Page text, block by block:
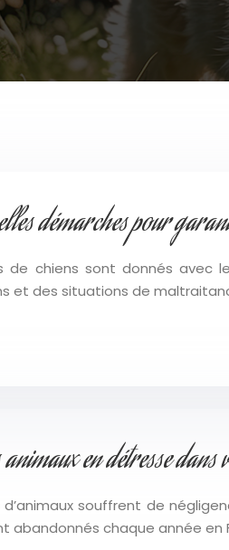
démarches pour
de chiens sont donnés
et des situations de
en détresse dans
souffrent de
abandonnés chaque année en